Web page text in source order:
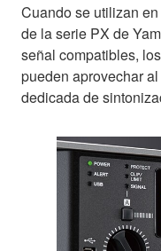
Cuando se utilizan
de la serie PX de
señal compatibles,
pueden aprovechar
dedicada de